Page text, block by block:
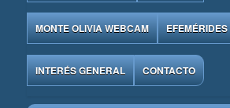
MONTE OLIVIA WEBCAM EFEMÉRIDES
INTERÉS GENERAL CONTACTO